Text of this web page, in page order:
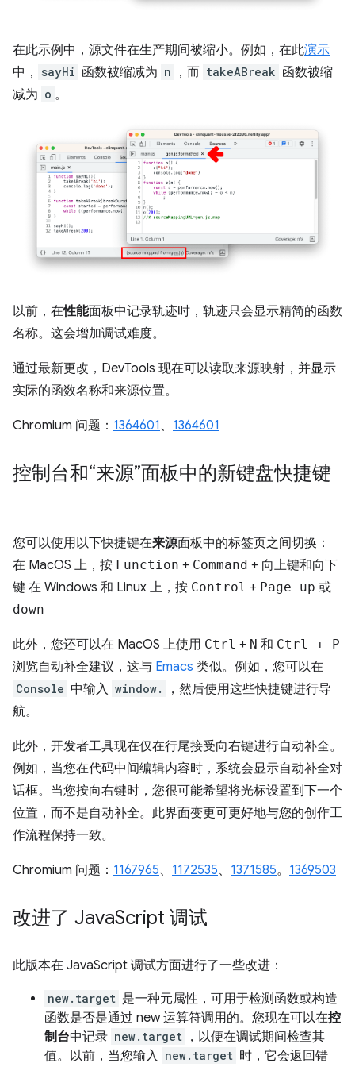
在此示例中，源文件在生产期间被缩小。例如，在此演示
中，
sayHi 函数被缩减为 n ，而 takeABreak 函数被缩
减为 o 。
以前，在性能面板中记录轨迹时，轨迹只会显示精简的函数
名称。这会增加调试难度。
通过最新更改，DevTools 现在可以读取来源映射，并显示
实际的函数名称和来源位置。
Chromium 问题： 1364601 、 1364601
控制台和“来源”面板中的新键盘快捷键
您可以使用以下快捷键在来源面板中的标签页之间切换：
在 MacOS 上，按 Function + Command + 向上键和向下
键 在 Windows 和 Linux 上，按 Control + Page up 或
down
此外，您还可以在 MacOS 上使用 Ctrl + N 和 Ctrl + P
浏览自动补全建议，这与 Emacs 类似。例如，您可以在
Console 中输入 window.
，然后使用这些快捷键进行导
航。
此外，开发者工具现在仅在行尾接受向右键进行自动补全。
例如，当您在代码中间编辑内容时，系统会显示自动补全对
话框。当您按向右键时，您很可能希望将光标设置到下一个
位置，而不是自动补全。此界面变更可更好地与您的创作工
作流程保持一致。
Chromium 问题： 1167965、 1172535、 1371585。 1369503
改进了 JavaScript 调试
此版本在 JavaScript 调试方面进行了一些改进：
new.target 是一种元属性，可用于检测函数或构造
函数是否是通过 new 运算符调用的。您现在可以在控
制台中记录 new.target ，以便在调试期间检查其
值。以前，当您输入 new.target 时，它会返回错